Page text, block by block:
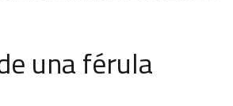
una férula